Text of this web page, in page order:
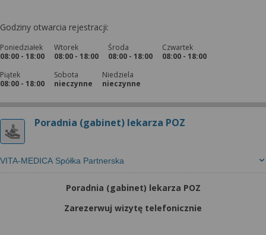
Godziny otwarcia rejestracji:
Poniedziałek
08:00 - 18:00
Wtorek
08:00 - 18:00
Środa
08:00 - 18:00
Czwartek
08:00 - 18:00
Piątek
08:00 - 18:00
Sobota
nieczynne
Niedziela
nieczynne
Poradnia (gabinet) lekarza POZ
VITA-MEDICA Spółka Partnerska
Poradnia (gabinet) lekarza POZ
Zarezerwuj wizytę telefonicznie